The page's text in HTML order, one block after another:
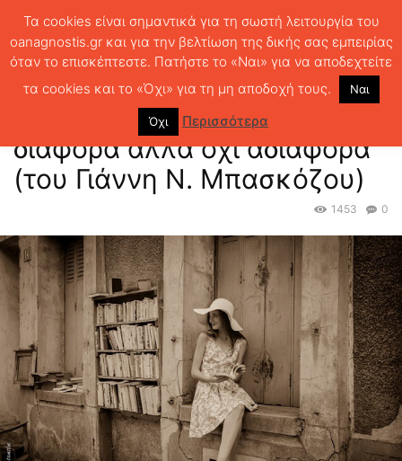
Δεκαπέντε non fiction – διάφορα αλλά όχι
αδιάφορα (του Γιάννη Ν. Μπασκόζου)
Δεκαπέντε non fiction –
διάφορα αλλά όχι αδιάφορα
(του Γιάννη Ν. Μπασκόζου)
0
1453
Τα cookies είναι σημαντικά για τη σωστή λειτουργία του
oanagnostis.gr και για την βελτίωση της δικής σας εμπειρίας
όταν το επισκέπτεστε. Πατήστε το «Ναι» για να αποδεχτείτε
τα cookies και το «Όχι» για τη μη αποδοχή τους.
Ναι
Όχι Περισσότερα